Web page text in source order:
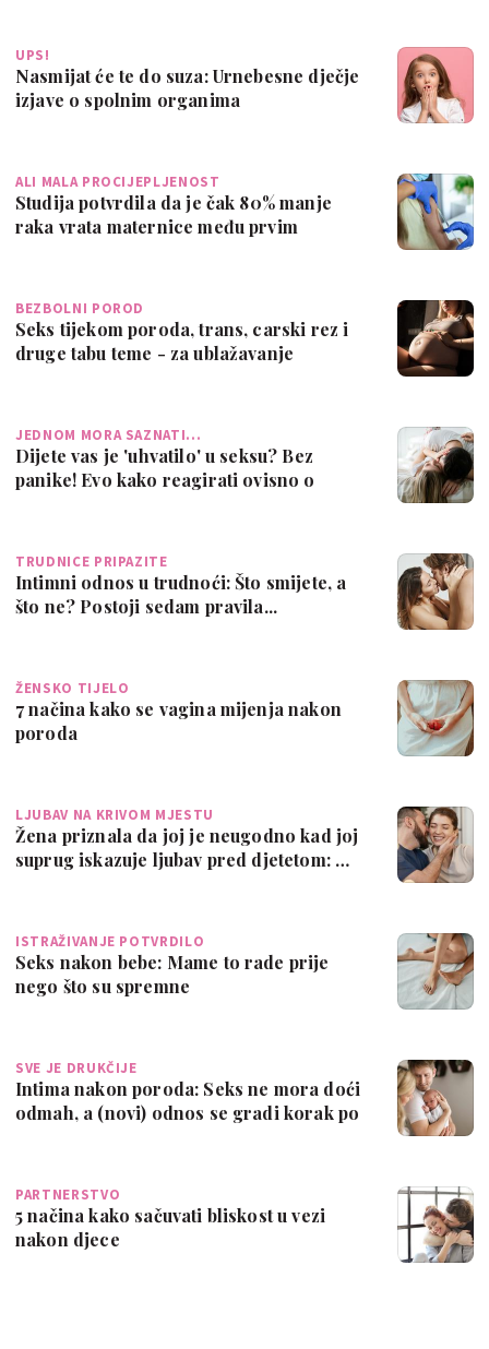
UPS!
Nasmijat će te do suza: Urnebesne dječje
izjave o spolnim organima
ALI MALA PROCIJEPLJENOST
Studija potvrdila da je čak 80% manje
raka vrata maternice među prvim
BEZBOLNI POROD
Seks tijekom poroda, trans, carski rez i
druge tabu teme - za ublažavanje
JEDNOM MORA SAZNATI...
Dijete vas je 'uhvatilo' u seksu? Bez
panike! Evo kako reagirati ovisno o
TRUDNICE PRIPAZITE
Intimni odnos u trudnoći: Što smijete, a
što ne? Postoji sedam pravila...
ŽENSKO TIJELO
7 načina kako se vagina mijenja nakon
poroda
LJUBAV NA KRIVOM MJESTU
Žena priznala da joj je neugodno kad joj
suprug iskazuje ljubav pred djetetom: …
ISTRAŽIVANJE POTVRDILO
Seks nakon bebe: Mame to rade prije
nego što su spremne
SVE JE DRUKČIJE
Intima nakon poroda: Seks ne mora doći
odmah, a (novi) odnos se gradi korak po
PARTNERSTVO
5 načina kako sačuvati bliskost u vezi
nakon djece